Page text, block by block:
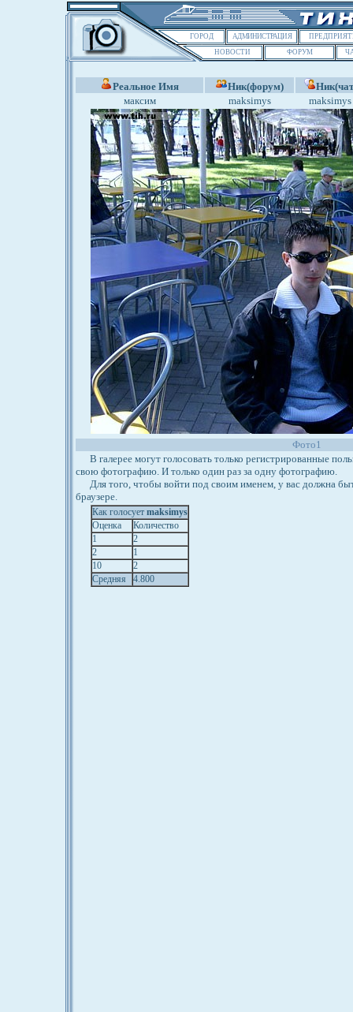
ГОРОД АДМИНИСТРАЦИЯ
НОВОСТИ
ФОРУМ
Реальное Имя Ник(форум)
максим
maksimys maksimys
Фото1
В галерее могут голосовать только регистрированные
свою фотографию. И только один раз за одну фотографию.
Для того, чтобы войти под своим именем, у вас должна
браузере.
Как голосует maksimys
Оценка
Количество
1
2
2
1
10
2
Средняя
4.800